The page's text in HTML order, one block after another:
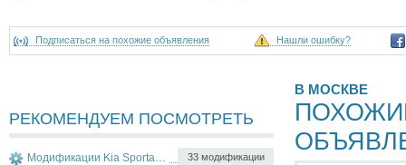
Подписаться на похожие объявления Нашли ошибку?
РЕКОМЕНДУЕМ ПОСМОТРЕТЬ
33 модификации
Модификации Kia Sportage
В МОСКВЕ